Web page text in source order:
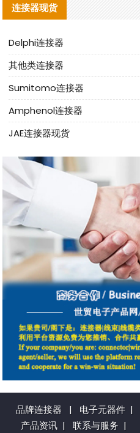
连接器现货
Delphi连接器
其他类连接器
Sumitomo连接器
Amphenol连接器
JAE连接器现货
品牌连接器 | 电子元器件 |
产品资讯 | 联系与服务 |